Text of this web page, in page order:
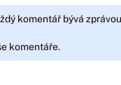
komentář bývá
komentáře.